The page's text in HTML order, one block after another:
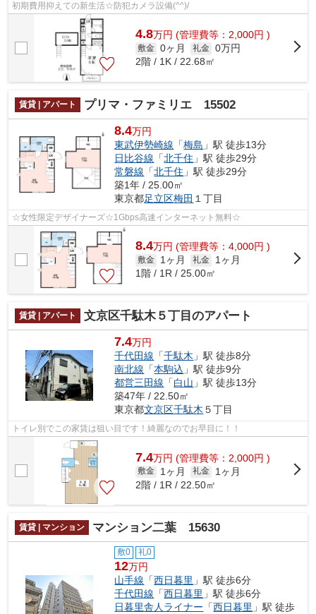
初期費用抑えての新生活☆防犯カメラ設備(^^)/
4.8万円 (管理費等：2,000円 )
敷金 0ヶ月 礼金 0万円
2階 / 1K / 22.68㎡
賃貸 | アパート プリマ・ファミリエ 15502
8.4万円
東武伊勢崎線 「梅島 」駅 徒歩13分
日比谷線 「北千住 」駅 徒歩29分
常磐線 「北千住 」駅 徒歩29分
築1年 / 25.00㎡
東京都足立区梅田 １丁目
☆女性限定デザイナーズ☆1Gbps高速インターネット無料☆
8.4万円 (管理費等：4,000円 )
敷金 1ヶ月 礼金
1ヶ月
1階 / 1R / 25.00㎡
賃貸 | アパート 文京区千駄木５丁目のアパート
7.4万円
千代田線 「千駄木 」駅 徒歩8分
南北線 「本駒込 」駅 徒歩9分
都営三田線 「白山 」駅 徒歩13分
築47年 / 22.50㎡
東京都文京区千駄木 ５丁目
トイレ別でこの家賃は狙い目です！綺麗なのでお早目に！！
7.4万円 (管理費等：2,000円 )
敷金 1ヶ月 礼金
1ヶ月
2階 / 1R / 22.50㎡
賃貸 | マンション マンション二葉 15630
敷0 礼0
12万円
山手線 「西日暮里 」駅 徒歩6分
千代田線 「西日暮里 」駅 徒歩6分
日暮里舎人ライナー 「西日暮里 」駅 徒歩